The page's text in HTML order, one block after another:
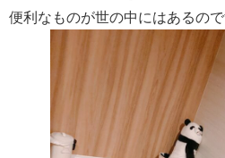
便利なものが世の中にはあるので